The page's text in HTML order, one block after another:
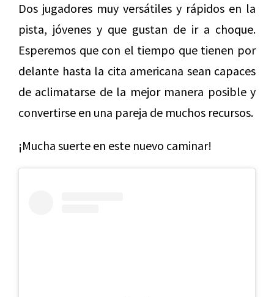
Dos jugadores muy versátiles y rápidos en la
pista, jóvenes y que gustan de ir a choque.
Esperemos que con el tiempo que tienen por
delante hasta la cita americana sean capaces
de aclimatarse de la mejor manera posible y
convertirse en una pareja de muchos recursos.
¡Mucha suerte en este nuevo caminar!